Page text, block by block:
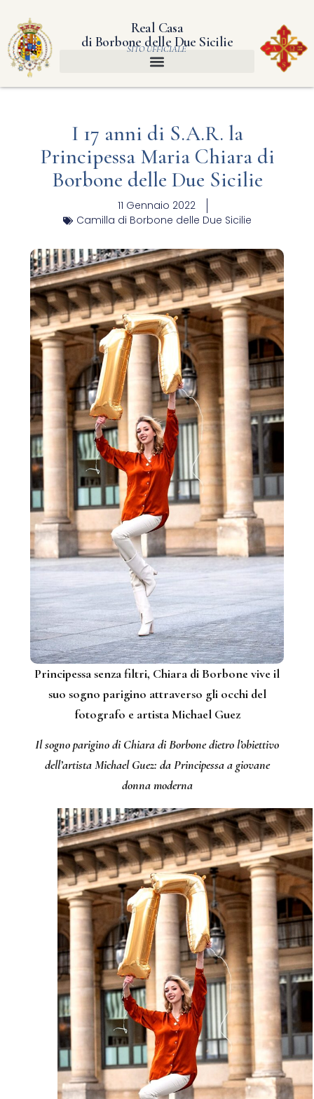
Real Casa
di Borbone delle Due Sicilie
SITO UFFICIALE
I 17 anni di S.A.R. la
Principessa Maria Chiara di
Borbone delle Due Sicilie
11 Gennaio 2022
Camilla di Borbone delle Due Sicilie
Principessa senza filtri, Chiara di Borbone vive il
suo sogno parigino attraverso gli occhi del
fotografo e artista Michael Guez
Il sogno parigino di Chiara di Borbone dietro l’obiettivo
dell’artista Michael Guez: da Principessa a giovane
donna moderna